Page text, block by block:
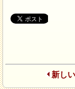
新し